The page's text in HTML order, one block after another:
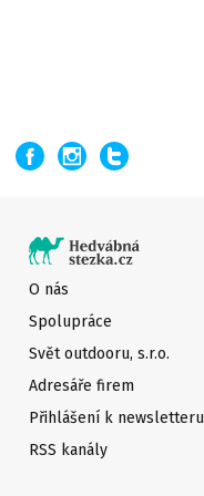
O nás
Spolupráce
Svět outdooru, s.r.o.
Adresáře firem
Přihlášení k newsletteru
RSS kanály